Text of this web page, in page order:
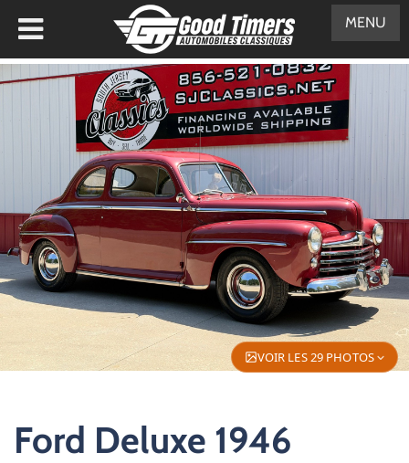
VOIR LES 29 PHOTOS
Ford Deluxe 1946
MENU